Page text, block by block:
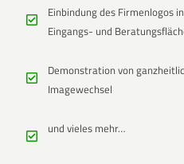
Einbindung des Firmenlogos
Eingangs- und
Demonstration von
Imagewechsel
und vieles mehr…